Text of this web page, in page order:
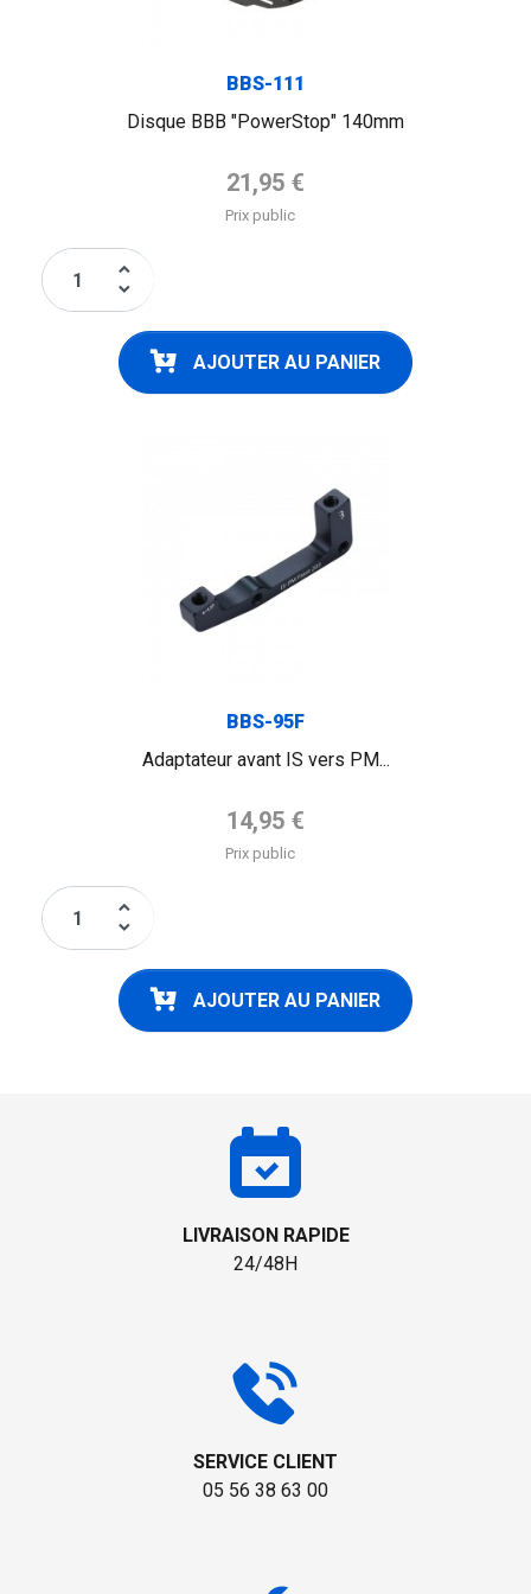
BBS-111
Disque BBB "PowerStop" 140mm
Prix de base
21,95 €
Prix public
keyboard_arrow_up
keyboard_arrow_down
AJOUTER AU PANIER
BBS-95F
Adaptateur avant IS vers PM...
Prix de base
14,95 €
Prix public
keyboard_arrow_up
keyboard_arrow_down
AJOUTER AU PANIER
LIVRAISON RAPIDE
24/48H
SERVICE CLIENT
05 56 38 63 00